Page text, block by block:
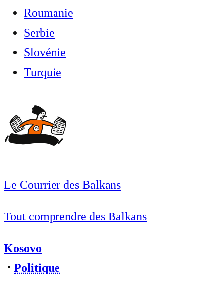
Roumanie
Serbie
Slovénie
Turquie
Le Courrier des Balkans
Tout comprendre des Balkans
Kosovo
⋅ Politique